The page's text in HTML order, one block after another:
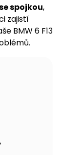
spojkou,
zajistí
BMW 6 F13